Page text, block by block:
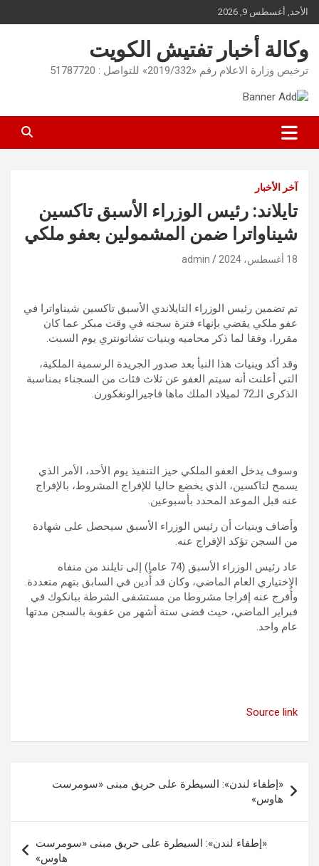
Skip
to
content
الأحد, أغسطس 9, 2026
وكالة أخبار تفتيش الكويت
ترخيص وزارة الاعلام رقم «2019/332» للتواصل : 51787720
آخر الأخبار
تايلاند: رئيس الوزراء الأسبق تاكسين
شيناواترا ضمن المشمولين بعفو ملكي
18 أغسطس، 2024 admin
تم تضمين رئيس الوزراء التايلاندي الأسبق تاكسين شيناواترا في
عفو ملكي يقضي بإنهاء فترة سجنه في وقت مبكر عما كان
مقررا، وفقا لما ذكر محاميه وينيات تشاتونتري يوم السبت.
وقد أكد وينيات هذا النبأ بعد صدور الجريدة الرسمية الملكية،
التي أعلنت أنه سيتم العفو عن ثلاث فئات من السجناء بمناسبة
الذكرى الـ72 لميلاد الملك ماها فاجيرالونغكورن.
وسوف يدخل العفو الملكي حيز التنفيذ يوم الأحد، الأمر الذي
يسمح لتاكسين، الذي يخضع حاليا للإفراج المشروط، بالإفراج
عنه قبل الموعد المحدد بأسبوعين.
وأضاف وينيات أن رئيس الوزراء الأسبق سيحصل على شهادة
من السجن تؤكد الإفراج عنه.
عاد رئيس الوزراء الأسبق (74 عاما) إلى تايلند من منفاه
الاختياري العام الماضي، وكان قد أُدين في السابق بتهم متعددة.
وأُفرج عنه إفراجا مشروطا من مستشفى الشرطة ببانكوك في
فبراير الماضي، حيث قضى ستة أشهر من عقوبة بالسجن مدتها
عام واحد.
Source link
المقالات
«إطفاء لندن»: السيطرة على حريق مبنى «سومرست
هاوس»
«إطفاء لندن»: السيطرة على حريق مبنى «سومرست
هاوس»